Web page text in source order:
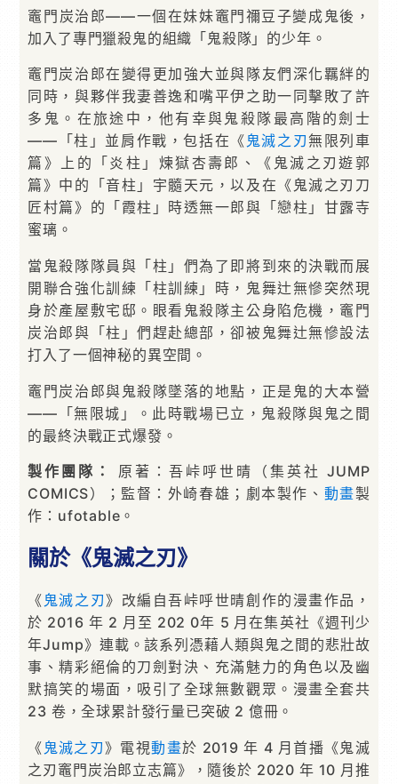
竈門炭治郎——一個在妹妹竈門禰豆子變成鬼後，
加入了專門獵殺鬼的組織「鬼殺隊」的少年。
竈門炭治郎在變得更加強大並與隊友們深化羈絆的
同時，與夥伴我妻善逸和嘴平伊之助一同擊敗了許
多鬼。在旅途中，他有幸與鬼殺隊最高階的劍士
——「柱」並肩作戰，包括在《 鬼滅之刃無限列車
篇》上的「炎柱」煉獄杏壽郎、《鬼滅之刃遊郭
篇》中的「音柱」宇髓天元，以及在《鬼滅之刃刀
匠村篇》的「霞柱」時透無一郎與「戀柱」甘露寺
蜜璃。
當鬼殺隊隊員與「柱」們為了即將到來的決戰而展
開聯合強化訓練「柱訓練」時，鬼舞辻無慘突然現
身於產屋敷宅邸。眼看鬼殺隊主公身陷危機，竈門
炭治郎與「柱」們趕赴總部，卻被鬼舞辻無慘設法
打入了一個神秘的異空間。
竈門炭治郎與鬼殺隊墜落的地點，正是鬼的大本營
——「無限城」。此時戰場已立，鬼殺隊與鬼之間
的最終決戰正式爆發。
製作團隊：
原著：吾峠呼世晴（集英社 JUMP
COMICS）；監督：外崎春雄；劇本製作、 動畫製
作：ufotable。
關於《鬼滅之刃》
《 鬼滅之刃》改編自吾峠呼世晴創作的漫畫作品，
於 2016 年 2 月至 202 0年 5 月在集英社《週刊少
年Jump》連載。該系列憑藉人類與鬼之間的悲壯故
事、精彩絕倫的刀劍對決、充滿魅力的角色以及幽
默搞笑的場面，吸引了全球無數觀眾。漫畫全套共
23 卷，全球累計發行量已突破 2 億冊。
《 鬼滅之刃》電視動畫於 2019 年 4 月首播《鬼滅
之刃竈門炭治郎立志篇》，隨後於 2020 年 10 月推